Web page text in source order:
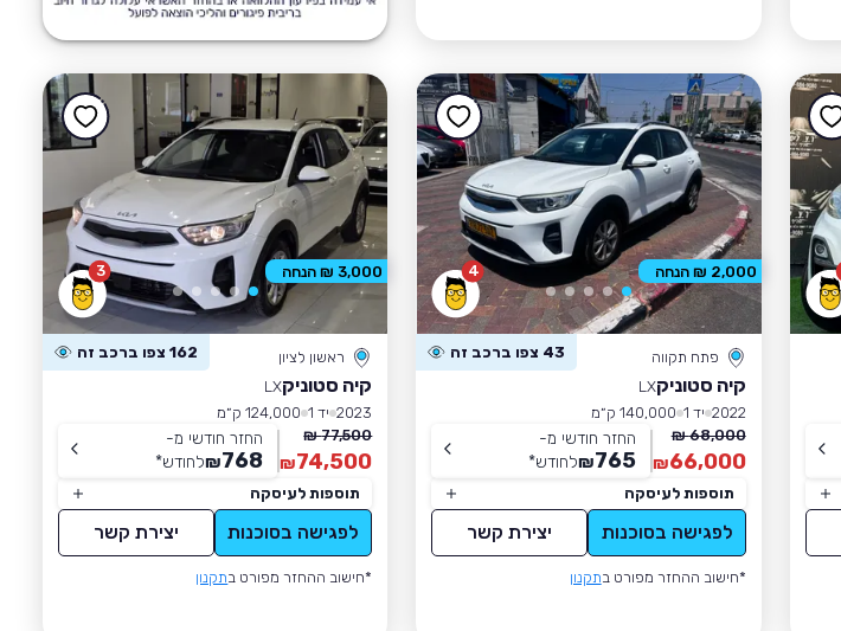
4
פתח תקווה 43 צפו ברכב זה
קיה סטוניקLX
2022 יד 1
140,000 ק״מ
68,000 ₪
66,000
₪
החזר חודשי מ-
765
₪לחודש*
תוספות לעיסקה
לפגישה בסוכנות יצירת קשר
*חישוב ההחזר מפורט בתקנון
2,000 ₪ הנחה 3
ראשון לציון 162 צפו ברכב זה
קיה סטוניקLX
2023 יד 1
124,000 ק״מ
77,500 ₪
74,500
₪
החזר חודשי מ-
768
₪לחודש*
תוספות לעיסקה
לפגישה בסוכנות יצירת קשר
*חישוב ההחזר מפורט בתקנון
3,000 ₪ הנחה